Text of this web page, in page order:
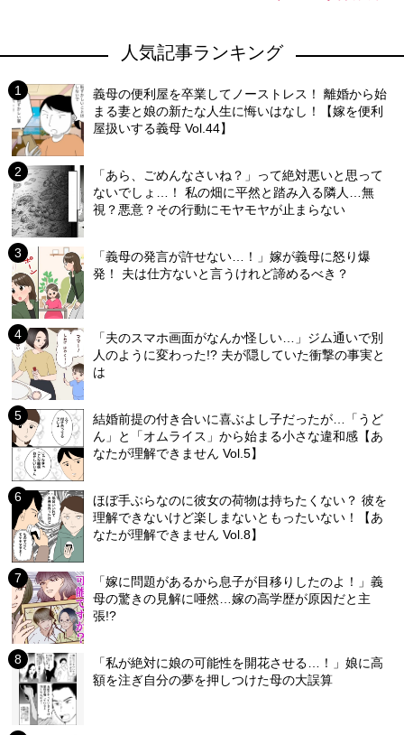
人気記事ランキング
義母の便利屋を卒業してノーストレス！ 離婚から始
まる妻と娘の新たな人生に悔いはなし！【嫁を便利
屋扱いする義母 Vol.44】
「あら、ごめんなさいね？」って絶対悪いと思って
ないでしょ…！ 私の畑に平然と踏み入る隣人…無
視？悪意？その行動にモヤモヤが止まらない
「義母の発言が許せない…！」嫁が義母に怒り爆
発！ 夫は仕方ないと言うけれど諦めるべき？
「夫のスマホ画面がなんか怪しい…」ジム通いで別
人のように変わった!? 夫が隠していた衝撃の事実と
は
結婚前提の付き合いに喜ぶよし子だったが…「うど
ん」と「オムライス」から始まる小さな違和感【あ
なたが理解できません Vol.5】
ほぼ手ぶらなのに彼女の荷物は持ちたくない？ 彼を
理解できないけど楽しまないともったいない！【あ
なたが理解できません Vol.8】
「嫁に問題があるから息子が目移りしたのよ！」義
母の驚きの見解に唖然…嫁の高学歴が原因だと主
張!?
「私が絶対に娘の可能性を開花させる…！」娘に高
額を注ぎ自分の夢を押しつけた母の大誤算